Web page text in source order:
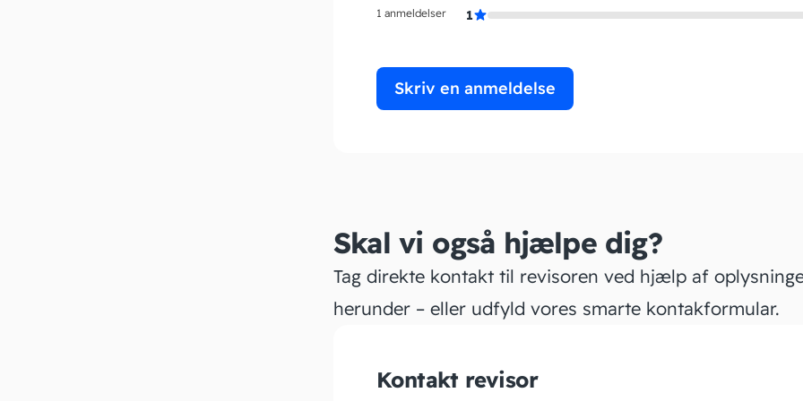
1 anmeldelser
1
Skriv en anmeldelse
Skal vi også hjælpe dig?
Tag direkte kontakt til revisoren ved hjælp af
herunder – eller udfyld vores smarte kontakformular.
Kontakt revisor